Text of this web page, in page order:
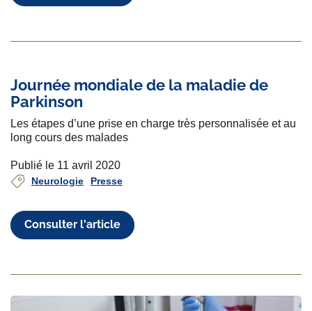
Journée mondiale de la maladie de
Parkinson
Les étapes d’une prise en charge très personnalisée et au
long cours des malades
Publié le 11 avril 2020
Neurologie Presse
Consulter l'article